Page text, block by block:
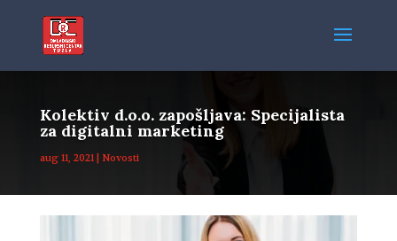
Kolektiv d.o.o. zapošljava: Specijalista
za digitalni marketing
aug 11, 2021| Novosti